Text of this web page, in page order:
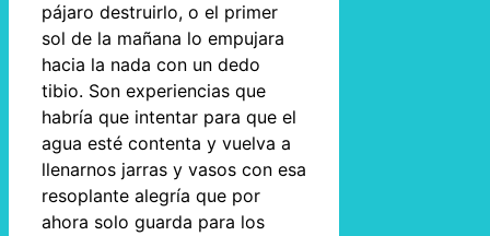
pájaro destruirlo, o el primer
sol de la mañana lo empujara
hacia la nada con un dedo
tibio. Son experiencias que
habría que intentar para que el
agua esté contenta y vuelva a
llenarnos jarras y vasos con esa
resoplante alegría que por
ahora solo guarda para los